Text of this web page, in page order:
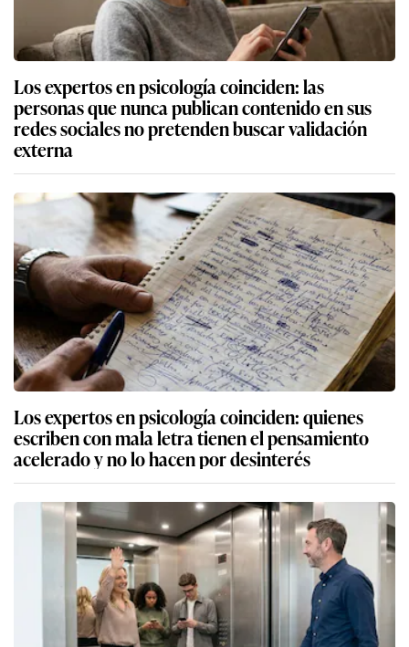
Los expertos en psicología coinciden: las
personas que nunca publican contenido en sus
redes sociales no pretenden buscar validación
externa
Los expertos en psicología coinciden: quienes
escriben con mala letra tienen el pensamiento
acelerado y no lo hacen por desinterés